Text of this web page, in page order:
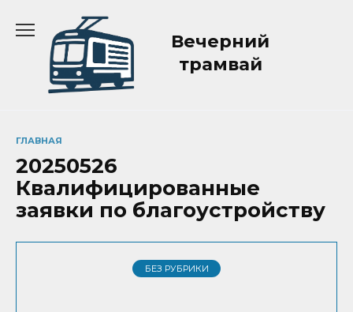
содержанию
Вечерний
трамвай
ГЛАВНАЯ
20250526
Квалифицированные
заявки по благоустройству
БЕЗ РУБРИКИ